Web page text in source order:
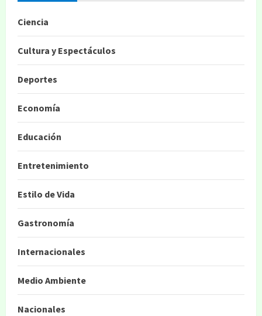
Ciencia
Cultura y Espectáculos
Deportes
Economía
Educación
Entretenimiento
Estilo de Vida
Gastronomía
Internacionales
Medio Ambiente
Nacionales